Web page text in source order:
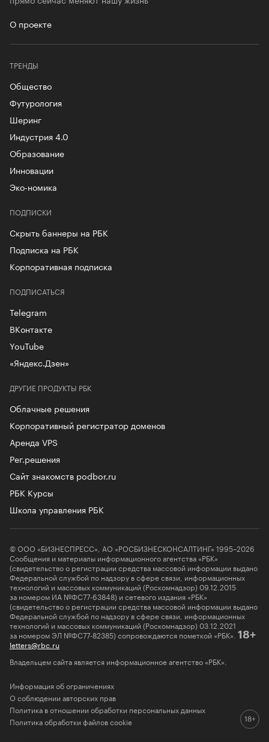
О проекте
ТРЕНДЫ
Общество
Футурология
Шеринг
Индустрия 4.0
Образование
Инновации
Эко-номика
ПОДПИСКИ
Скрыть баннеры на РБК
Подписка на РБК
Корпоративная подписка
ДРУГИЕ ПРОДУКТЫ РБК
Облачные решения
Корпоративный регистратор доменов
Аренда VPS
Рег.решения
Сайт знакомств podbor.ru
РБК Курсы
Школа управления РБК
ПОДПИСАТЬСЯ
Telegram
ВКонтакте
YouTube
«Яндекс.Дзен»
© ООО «БИЗНЕСПРЕСС», АО «РОСБИЗНЕСКОНСАЛТИНГ» 1995–2026
Сообщения и материалы информационного агентства «РБК»
(свидетельство о регистрации средства массовой информации выдано
Федеральной службой по надзору в сфере связи, информационных
технологий и массовых коммуникаций (Роскомнадзор) 09.12.2015
за номером ИА №ФС77-63848) и сетевого издания «РБК»
(свидетельство о регистрации средства массовой информации выдано
Федеральной службой по надзору в сфере связи, информационных
технологий и массовых коммуникаций (Роскомнадзор) 03.12.2021
за номером ЭЛ №ФС77-82385) сопровождаются пометкой «РБК». 18+
letters@rbc.ru
Владельцем сайта является информационное агентство «РБК».
Информация об ограничениях
О соблюдении авторских прав
Политика в отношении обработки персональных данных
Политика обработки файлов cookie